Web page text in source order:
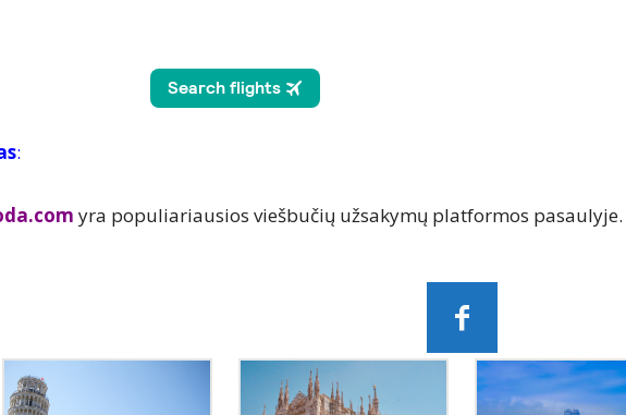
:
yra populiariausios viešbučių užsakymų platformos pasaulyje.